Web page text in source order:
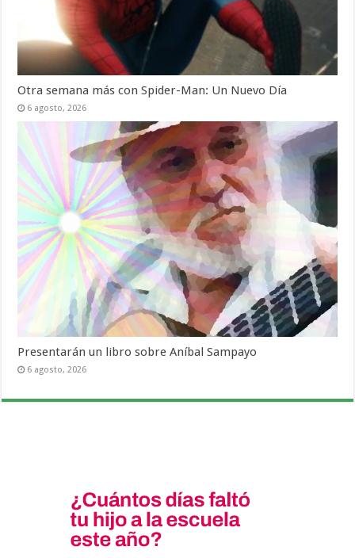
Otra semana más con Spider-Man: Un Nuevo Día
6 agosto, 2026
Presentarán un libro sobre Aníbal Sampayo
6 agosto, 2026